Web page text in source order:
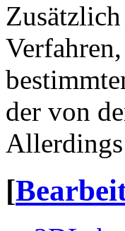
der von
[